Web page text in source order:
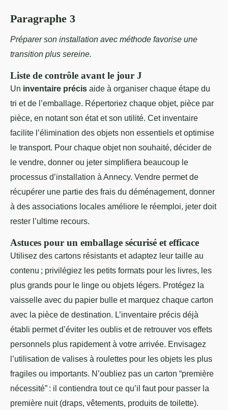
Paragraphe 3
Préparer son installation avec méthode favorise une
transition plus sereine.
Liste de contrôle avant le jour J
Un inventaire précis aide à organiser chaque étape du
tri et de l’emballage. Répertoriez chaque objet, pièce par
pièce, en notant son état et son utilité. Cet inventaire
facilite l’élimination des objets non essentiels et optimise
le transport. Pour chaque objet non souhaité, décider de
le vendre, donner ou jeter simplifiera beaucoup le
processus d’installation à Annecy. Vendre permet de
récupérer une partie des frais du déménagement, donner
à des associations locales améliore le réemploi, jeter doit
rester l’ultime recours.
Astuces pour un emballage sécurisé et efficace
Utilisez des cartons résistants et adaptez leur taille au
contenu ; privilégiez les petits formats pour les livres, les
plus grands pour le linge ou objets légers. Protégez la
vaisselle avec du papier bulle et marquez chaque carton
avec la pièce de destination. L’inventaire précis déjà
établi permet d’éviter les oublis et de retrouver vos effets
personnels plus rapidement à votre arrivée. Envisagez
l’utilisation de valises à roulettes pour les objets les plus
fragiles ou importants. N’oubliez pas un carton “première
nécessité” : il contiendra tout ce qu’il faut pour passer la
première nuit (draps, vêtements, produits de toilette).